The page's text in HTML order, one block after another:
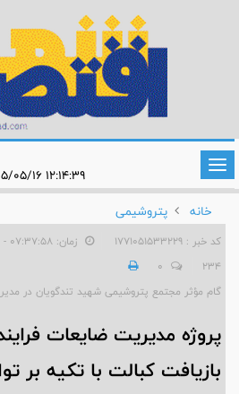
تغییر
وضعیت
ناوبری
خانه
پتروشیمی
کد خبر : 1771051533229
زمان: ۰۷:۳۷:۵۸ - تاریخ: ۱۴۰۴/۱۱/۲۳
234
0
گام مؤثر مجتمع پتروشیمی شهید تندگویان در
پروژه مدیریت ضایعات
بازیافت کبالت با تکیه بر